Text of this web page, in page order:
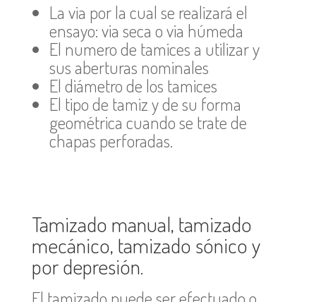
La via por la cual se realizará el
ensayo: via seca o via húmeda
El numero de tamices a utilizar y
sus aberturas nominales
El diámetro de los tamices
El tipo de tamiz y de su forma
geométrica cuando se trate de
chapas perforadas.
Tamizado manual, tamizado
mecánico, tamizado sónico y
por depresión.